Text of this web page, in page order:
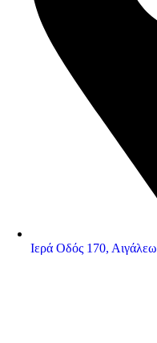
Ιερά Οδός 170, Αιγάλεω